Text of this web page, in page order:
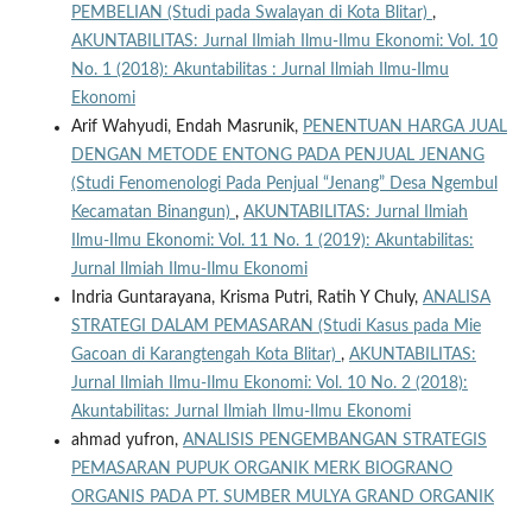
PEMBELIAN (Studi pada Swalayan di Kota Blitar) ,
AKUNTABILITAS: Jurnal Ilmiah Ilmu-Ilmu Ekonomi: Vol. 10
No. 1 (2018): Akuntabilitas : Jurnal Ilmiah Ilmu-Ilmu
Ekonomi
Arif Wahyudi, Endah Masrunik, PENENTUAN HARGA JUAL
DENGAN METODE ENTONG PADA PENJUAL JENANG
(Studi Fenomenologi Pada Penjual “Jenang” Desa Ngembul
Kecamatan Binangun) , AKUNTABILITAS: Jurnal Ilmiah
Ilmu-Ilmu Ekonomi: Vol. 11 No. 1 (2019): Akuntabilitas:
Jurnal Ilmiah Ilmu-Ilmu Ekonomi
Indria Guntarayana, Krisma Putri, Ratih Y Chuly, ANALISA
STRATEGI DALAM PEMASARAN (Studi Kasus pada Mie
Gacoan di Karangtengah Kota Blitar) , AKUNTABILITAS:
Jurnal Ilmiah Ilmu-Ilmu Ekonomi: Vol. 10 No. 2 (2018):
Akuntabilitas: Jurnal Ilmiah Ilmu-Ilmu Ekonomi
ahmad yufron, ANALISIS PENGEMBANGAN STRATEGIS
PEMASARAN PUPUK ORGANIK MERK BIOGRANO
ORGANIS PADA PT. SUMBER MULYA GRAND ORGANIK